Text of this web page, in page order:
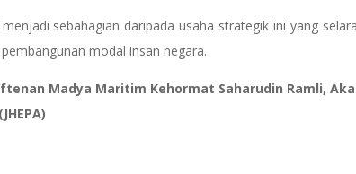
sebahagian daripada usaha strategik ini yang
modal insan negara.
Madya Maritim Kehormat Saharudin Ramli,